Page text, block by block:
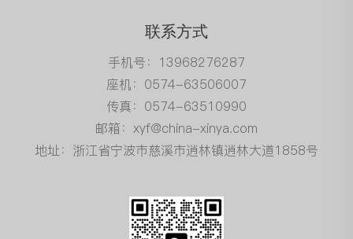
联系方式
手机号：13968276287
座机：0574-63506007
传真：0574-63510990
邮箱：xyf@china-xinya.com
地址：浙江省宁波市慈溪市逍林镇逍林大道1858号